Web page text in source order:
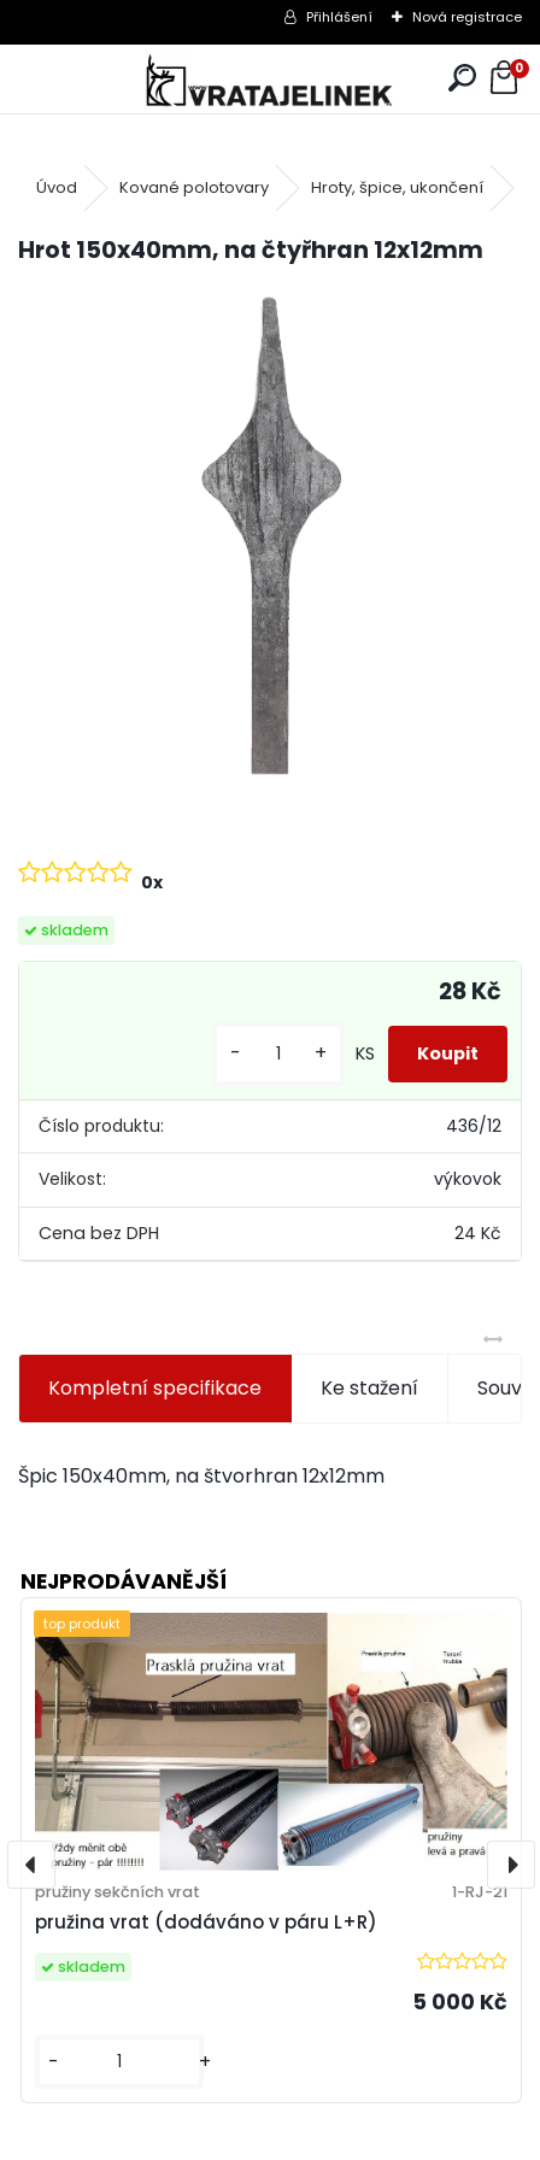
Přihlášení Nová registrace
0
Úvod Kované polotovary Hroty, špice, ukončení
Hrot 150x40mm, na čtyřhran 12x12mm
skladem
0x
Číslo produktu: 436/12
Velikost: výkovok
24 Kč
28 Kč
- + KS
Kompletní specifikace Ke stažení
Špic 150x40mm, na štvorhran 12x12mm
NEJPRODÁVANĚJŠÍ
pružina vrat (dodáváno v páru L+R)
pružiny sekčních vrat 1-RJ-21
5 000 Kč
- +
skladem
top produkt